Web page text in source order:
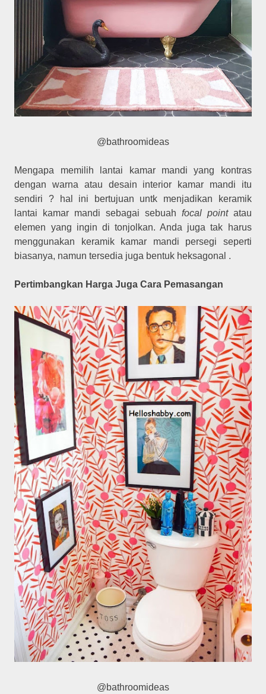
@bathroomideas
Mengapa memilih lantai kamar mandi yang kontras
dengan warna atau desain interior kamar mandi itu
sendiri ? hal ini bertujuan untk menjadikan keramik
lantai kamar mandi sebagai sebuah focal pointatau
elemen yang ingin di tonjolkan. Anda juga tak harus
menggunakan keramik kamar mandi persegi seperti
biasanya, namun tersedia juga bentuk heksagonal .
Pertimbangkan Harga Juga Cara Pemasangan
@bathroomideas